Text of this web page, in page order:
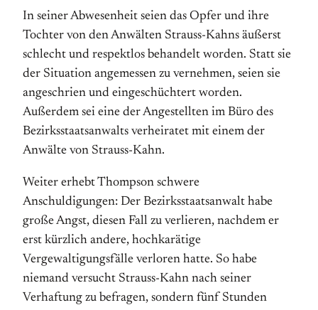
In seiner Abwesenheit seien das Opfer und ihre
Tochter von den Anwälten Strauss-Kahns äußerst
schlecht und respektlos behandelt worden. Statt sie
der Situation angemessen zu vernehmen, seien sie
angeschrien und eingeschüchtert worden.
Außerdem sei eine der Angestellten im Büro des
Bezirksstaatsanwalts verheiratet mit einem der
Anwälte von Strauss-Kahn.
Weiter erhebt Thompson schwere
Anschuldigungen: Der Bezirksstaatsanwalt habe
große Angst, diesen Fall zu verlieren, nachdem er
erst kürzlich andere, hochkarätige
Vergewaltigungsfälle verloren hatte. So habe
niemand versucht Strauss-Kahn nach seiner
Verhaftung zu befragen, sondern fünf Stunden